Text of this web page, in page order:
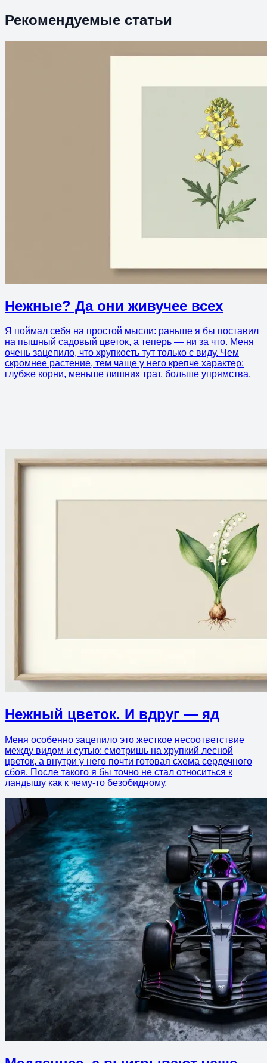
Рекомендуемые статьи
Нежные? Да они живучее всех
Я поймал себя на простой мысли: раньше я бы поставил
на пышный садовый цветок, а теперь — ни за что. Меня
очень зацепило, что хрупкость тут только с виду. Чем
скромнее растение, тем чаще у него крепче характер:
глубже корни, меньше лишних трат, больше упрямства.
Нежный цветок. И вдруг — яд
Меня особенно зацепило это жесткое несоответствие
между видом и сутью: смотришь на хрупкий лесной
цветок, а внутри у него почти готовая схема сердечного
сбоя. После такого я бы точно не стал относиться к
ландышу как к чему-то безобидному.